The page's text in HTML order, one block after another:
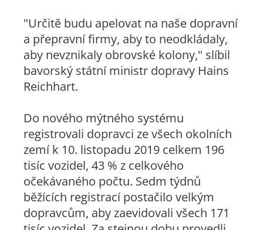
"Určitě budu apelovat na naše dopravní
a přepravní firmy, aby to neodkládaly,
aby nevznikaly obrovské kolony," slíbil
bavorský státní ministr dopravy Hains
Reichhart.
Do nového mýtného systému
registrovali dopravci ze všech okolních
zemí k 10. listopadu 2019 celkem 196
tisíc vozidel, 43 % z celkového
očekávaného počtu. Sedm týdnů
běžících registrací postačilo velkým
dopravcům, aby zaevidovali všech 171